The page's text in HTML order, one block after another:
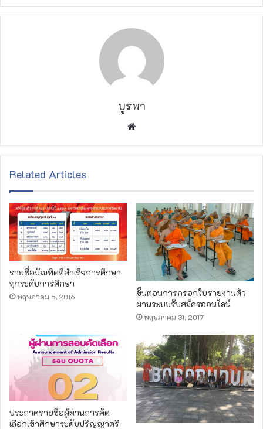
บูรพา
b
e
Related Articles
รายชื่อบัณฑิตที่สำเร็จการศึกษา
ทุกระดับการศึกษา
พฤษภาคม 5, 2016
ขั้นตอนการกรอกใบรายงานตัว
ผ่านระบบรับสมัครออนไลน์
พฤษภาคม 31, 2017
ประกาศรายชื่อผู้ผ่านการคัด
เลือกเข้าศึกษาระดับปริญญาตรี